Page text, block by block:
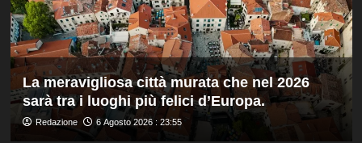
km
di
fondo
agli
Europei
di
Parigi,
oro
La meravigliosa città murata che nel 2026
sarà tra i luoghi più felici d’Europa.
Redazione 6 Agosto 2026 : 23:55